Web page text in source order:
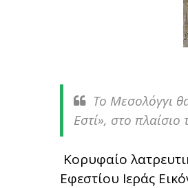
Το Μεσολόγγι
Εστί», στο
Κορυφαίο
Εφεστίου Ιεράς